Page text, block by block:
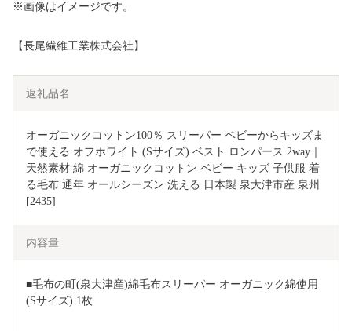
※画像はイメージです。
【長尾繊維工業株式会社】
返礼品名
オーガニックコットン100％ スリーパー ベビーからキッズま
で使える オフホワイト (Sサイズ) ベスト ロンパース 2way｜
天然素材 綿 オーガニックコットン ベビー キッズ 子供服 着
る毛布 通年 オールシーズン 洗える 日本製 泉大津市産 泉州
[2435]
内容量
■毛布の町(泉大津産)綿毛布スリーパー オーガニック綿使用
(Sサイズ) 1枚